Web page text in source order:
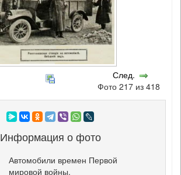
След.
Фото 217 из 418
Информация о фото
Автомобили времен Первой
мировой войны.